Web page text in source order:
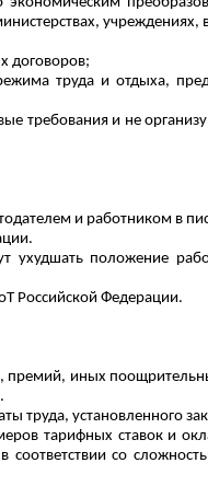
учреждениях,
договоров;
труда и отдыха,
требования и не
и работником в
положение
Российской Федерации.
премий, иных
труда, установленного
тарифных ставок и
со